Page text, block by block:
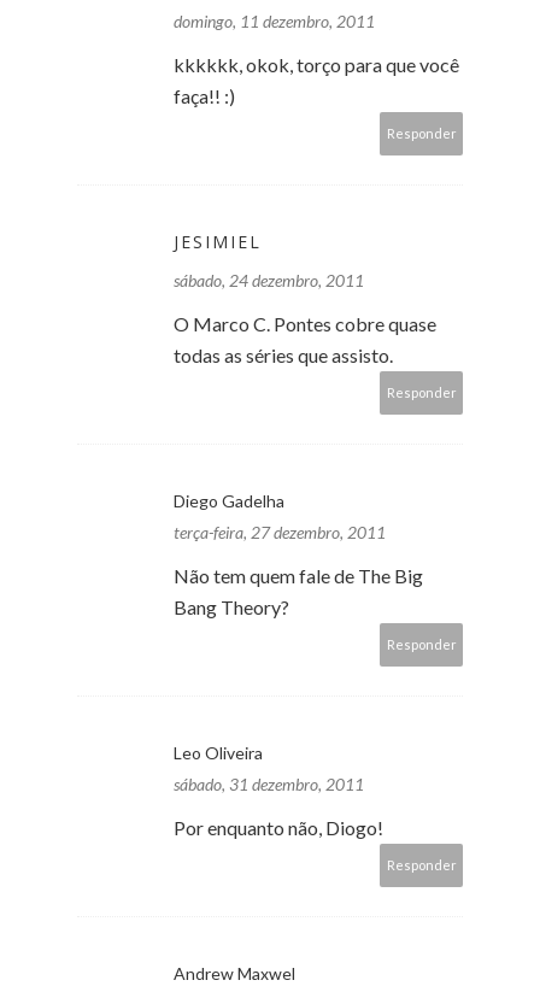
domingo, 11 dezembro, 2011
kkkkkk, okok, torço para que você
faça!! :)
Responder
JESIMIEL
sábado, 24 dezembro, 2011
O Marco C. Pontes cobre quase
todas as séries que assisto.
Responder
Diego Gadelha
terça-feira, 27 dezembro, 2011
Não tem quem fale de The Big
Bang Theory?
Responder
Leo Oliveira
sábado, 31 dezembro, 2011
Por enquanto não, Diogo!
Responder
Andrew Maxwel